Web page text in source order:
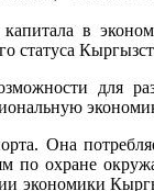
в
статуса
для
Она
по охране
экономики